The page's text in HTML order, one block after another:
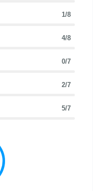
1/8
4/8
0/7
2/7
5/7